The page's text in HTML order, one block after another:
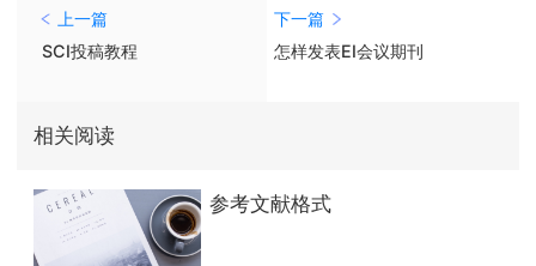
上一篇
SCI投稿教程
下一篇
怎样发表EI会议期刊
相关阅读
参考文献格式